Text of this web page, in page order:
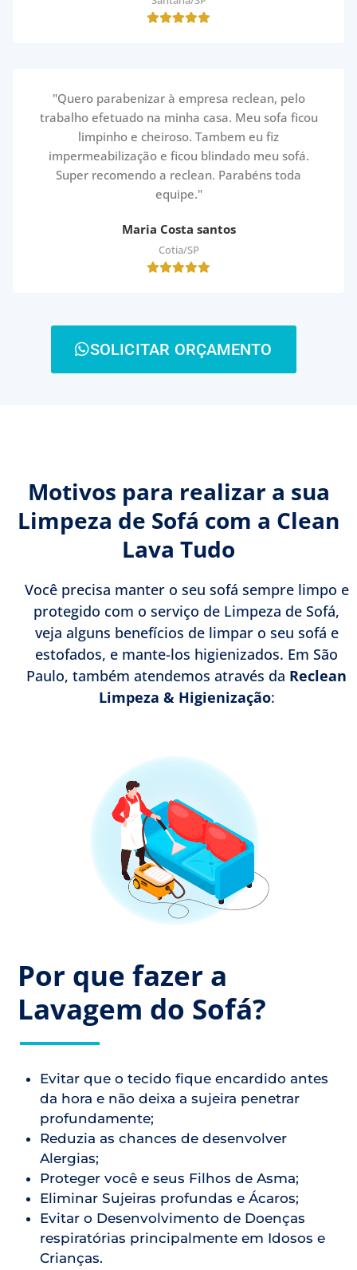
"Quero parabenizar à empresa reclean, pelo
trabalho efetuado na minha casa. Meu sofa ficou
limpinho e cheiroso. Tambem eu fiz
impermeabilização e ficou blindado meu sofá.
Super recomendo a reclean. Parabéns toda
equipe."
Maria Costa santos
Cotia/SP
SOLICITAR ORÇAMENTO
Motivos para realizar a sua
Limpeza de Sofá com a Clean
Lava Tudo
Você precisa manter o seu sofá sempre limpo e
protegido com o serviço de Limpeza de Sofá,
veja alguns benefícios de limpar o seu sofá e
estofados, e mante-los higienizados. Em São
Paulo, também atendemos através da Reclean
Limpeza & Higienização:
Por que fazer a
Lavagem do Sofá?
Evitar que o tecido fique encardido antes
da hora e não deixa a sujeira penetrar
profundamente;
Reduzia as chances de desenvolver
Alergias;
Proteger você e seus Filhos de Asma;
Eliminar Sujeiras profundas e Ácaros;
Evitar o Desenvolvimento de Doenças
respiratórias principalmente em Idosos e
Crianças.